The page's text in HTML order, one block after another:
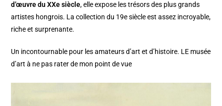
d’œuvre du XXe siècle, elle expose les trésors des plus grands
artistes hongrois. La collection du 19e siècle est assez incroyable,
riche et surprenante.
Un incontournable pour les amateurs d’art et d’histoire. LE musée
d’art à ne pas rater de mon point de vue